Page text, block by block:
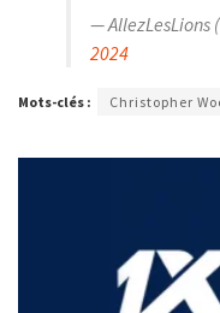
— AllezLesLions
2024
Mots-clés : Christopher